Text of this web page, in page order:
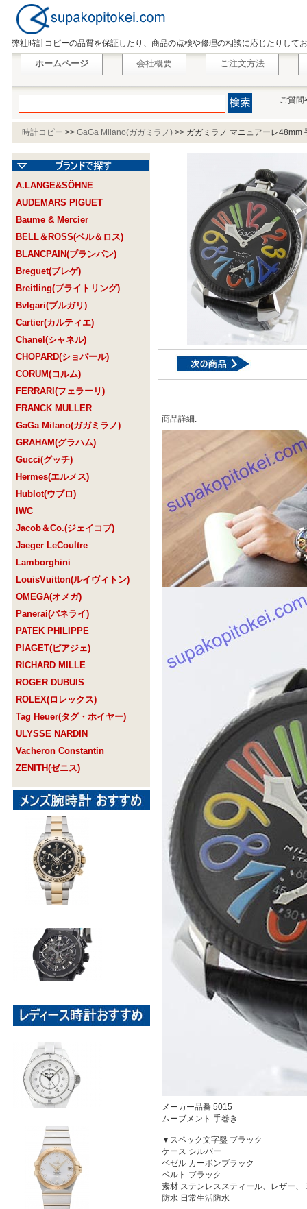
弊社時計コピーの品質を保証したり、商品の点検や修理の相談に応じたりして
ホームページ 会社概要 ご注文方法
ご質問
時計コピー >> GaGa Milano(ガガミラノ) >> ガガミラノ マニュアーレ48mm
A.LANGE&SÖHNE
AUDEMARS PIGUET
Baume & Mercier
BELL＆ROSS(ベル＆ロス)
BLANCPAIN(ブランパン)
Breguet(ブレゲ)
Breitling(ブライトリング)
Bvlgari(ブルガリ)
Cartier(カルティエ)
Chanel(シャネル)
CHOPARD(ショパール)
CORUM(コルム)
FERRARI(フェラーリ)
FRANCK MULLER
GaGa Milano(ガガミラノ)
GRAHAM(グラハム)
Gucci(グッチ)
Hermes(エルメス)
Hublot(ウブロ)
IWC
Jacob＆Co.(ジェイコブ)
Jaeger LeCoultre
Lamborghini
LouisVuitton(ルイヴィトン)
OMEGA(オメガ)
Panerai(パネライ)
PATEK PHILIPPE
PIAGET(ピアジェ)
RICHARD MILLE
ROGER DUBUIS
ROLEX(ロレックス)
Tag Heuer(タグ・ホイヤー)
ULYSSE NARDIN
Vacheron Constantin
ZENITH(ゼニス)
商品詳細:
メーカー品番 5015
ムーブメント 手巻き
▼スペック文字盤 ブラック
ケース シルバー
ベゼル カーボンブラック
ベルト ブラック
素材 ステンレススティール、レザー、
防水 日常生活防水